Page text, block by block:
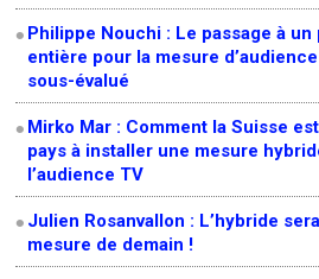
Philippe Nouchi : Le passage à
entière pour la mesure
sous-évalué
Mirko Mar : Comment la Suisse
pays à installer une mesure
l’audience TV
Julien Rosanvallon : L’hybride
mesure de demain !